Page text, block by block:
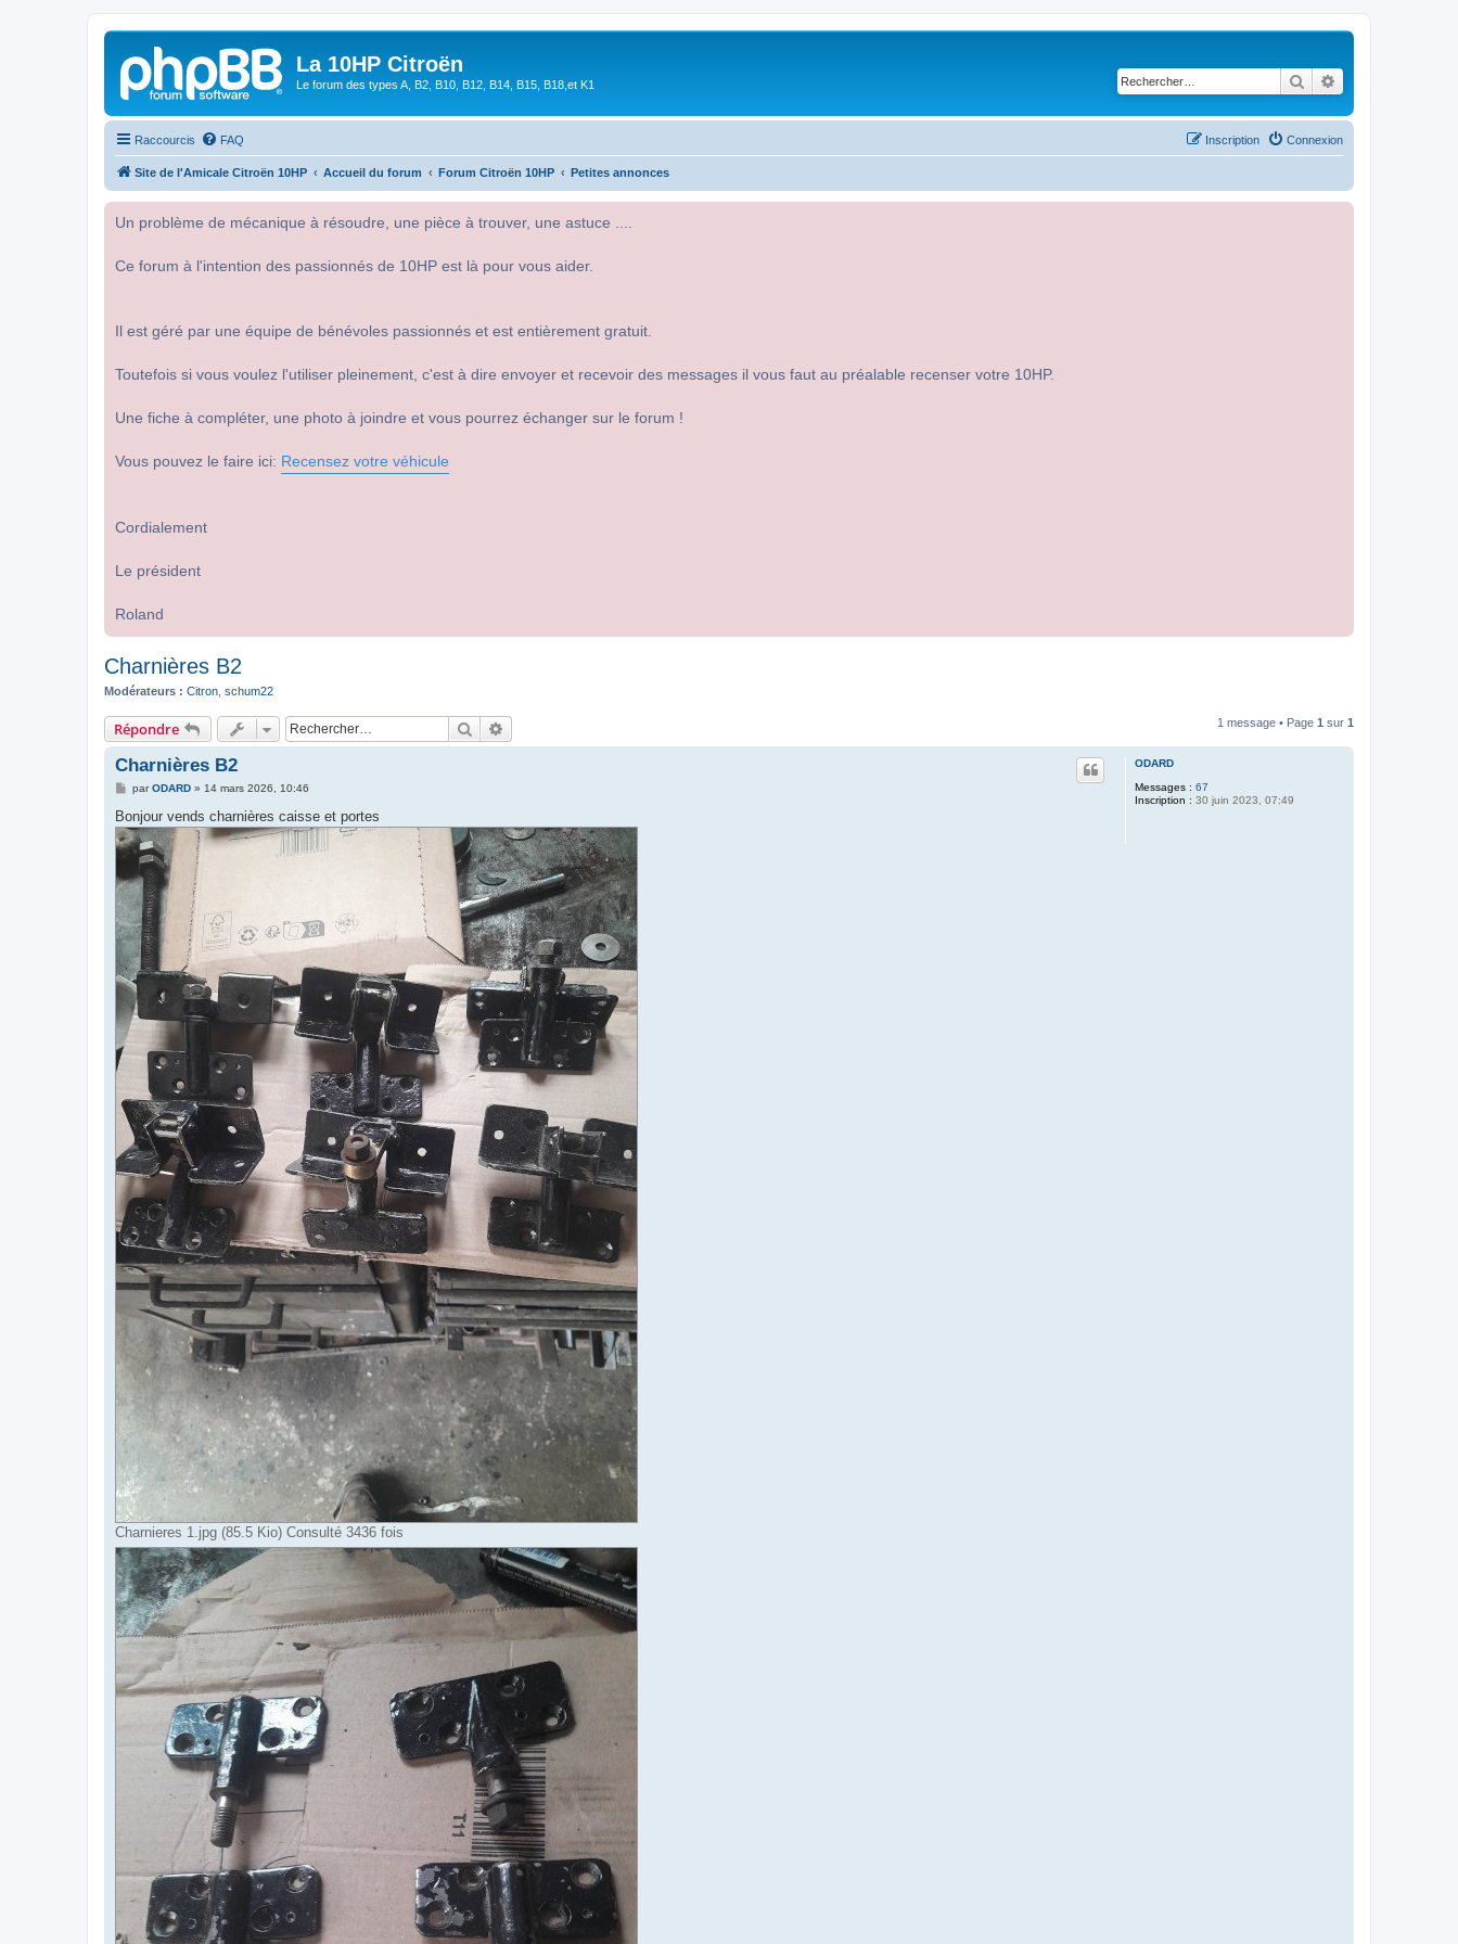
La 10HP Citroën
Le forum des types A, B2, B10, B12, B14, B15, B18,et K1 Rechercher
Raccourcis FAQ Connexion
Inscription
Site de l'Amicale Citroën 10HP Accueil du forum Forum Citroën 10HP Petites annonces
Un problème de mécanique à résoudre, une pièce à trouver, une astuce ....
Ce forum à l'intention des passionnés de 10HP est là pour vous aider.
Il est géré par une équipe de bénévoles passionnés et est entièrement gratuit.
Toutefois si vous voulez l'utiliser pleinement, c'est à dire envoyer et recevoir des messages il vous faut au préalable recenser votre 10HP.
Une fiche à compléter, une photo à joindre et vous pourrez échanger sur le forum !
Vous pouvez le faire ici: Recensez votre véhicule
Cordialement
Le président
Roland
Charnières B2
Modérateurs : Citron schum22
Répondre Rechercher 1 message • Page 1 sur 1
ODARD
Messages : 67
Inscription : 30 juin 2023, 07:49
Charnières B2
M
s
s
a
g
parODARD» 14 mars 2026, 10:46
Bonjour vends charnières caisse et portes
Charnieres 1.jpg (85.5 Kio) Consulté 3436 fois